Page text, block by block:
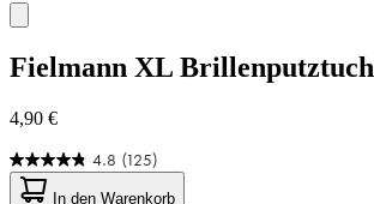
Fielmann XL Brillenputztuch
4,90 €
4.8 (125)
4.8
von
In den Warenkorb